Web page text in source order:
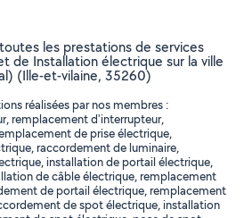
les prestations de services
de Installation électrique sur la ville
(Ille-et-vilaine, 35260)
réalisées par nos membres :
remplacement d'interrupteur,
de prise électrique,
raccordement de luminaire,
installation de portail électrique,
de câble électrique, remplacement
de portail électrique, remplacement
de spot électrique, installation